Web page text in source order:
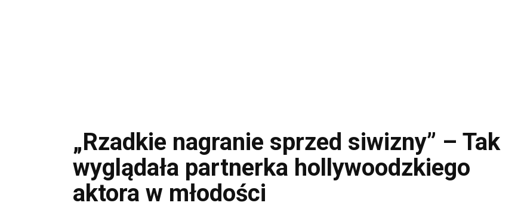
„Rzadkie nagranie sprzed siwizny” – Tak
wyglądała partnerka hollywoodzkiego
aktora w młodości